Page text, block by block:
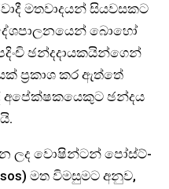
මතවාදයන් සියවසකට
බොහෝ
ඡන්දදායකයින්ගෙන්
ප්‍රකාශ කර ඇත්තේ
අපේක්ෂකයෙකුට ඡන්දය
ලද වොෂින්ටන් පෝස්ට්-
මත විමසුමට අනුව,